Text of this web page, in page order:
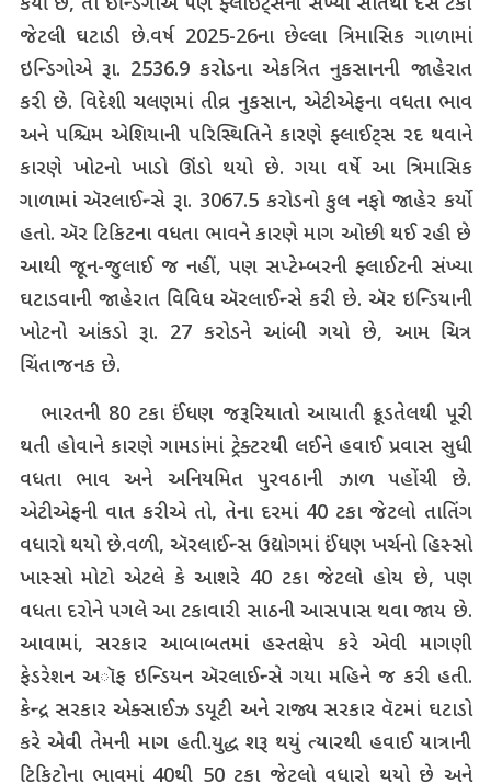
કર્યો છે, તો ઇન્ડિગોએ પણ ફ્લાઈટ્સની સંખ્યા સાતથી દસ ટકા
જેટલી ઘટાડી છે.વર્ષ 2025-26ના છેલ્લા ત્રિમાસિક ગાળામાં
ઇન્ડિગોએ રૂા. 2536.9 કરોડના એકત્રિત નુકસાનની જાહેરાત
કરી છે. વિદેશી ચલણમાં તીવ્ર નુકસાન, એટીએફના વધતા ભાવ
અને પશ્ચિમ એશિયાની પરિસ્થિતિને કારણે ફ્લાઈટ્સ રદ થવાને
કારણે ખોટનો ખાડો ઊંડો થયો છે. ગયા વર્ષે આ ત્રિમાસિક
ગાળામાં ઍરલાઈન્સે રૂા. 3067.5 કરોડનો કુલ નફો જાહેર કર્યો
હતો. ઍર ટિકિટના વધતા ભાવને કારણે માગ ઓછી થઈ રહી છે
આથી જૂન-જુલાઈ જ નહીં, પણ સપ્ટેમ્બરની ફ્લાઈટની સંખ્યા
ઘટાડવાની જાહેરાત વિવિધ ઍરલાઈન્સે કરી છે. ઍર ઇન્ડિયાની
ખોટનો આંકડો રૂા. 27 કરોડને આંબી ગયો છે, આમ ચિત્ર
ચિંતાજનક છે.
ભારતની 80 ટકા ઈંધણ જરૂરિયાતો આયાતી ક્રૂડતેલથી પૂરી
થતી હોવાને કારણે ગામડાંમાં ટ્રેક્ટરથી લઈને હવાઈ પ્રવાસ સુધી
વધતા ભાવ અને અનિયમિત પુરવઠાની ઝાળ પહોંચી છે.
એટીએફની વાત કરીએ તો, તેના દરમાં 40 ટકા જેટલો તાતિંગ
વધારો થયો છે.વળી, ઍરલાઈન્સ ઉદ્યોગમાં ઈંધણ ખર્ચનો હિસ્સો
ખાસ્સો મોટો એટલે કે આશરે 40 ટકા જેટલો હોય છે, પણ
વધતા દરોને પગલે આ ટકાવારી સાઠની આસપાસ થવા જાય છે.
આવામાં, સરકાર આબાબતમાં હસ્તક્ષેપ કરે એવી માગણી
ફેડરેશન અૉફ ઇન્ડિયન ઍરલાઈન્સે ગયા મહિને જ કરી હતી.
કેન્દ્ર સરકાર એક્સાઈઝ ડયૂટી અને રાજ્ય સરકાર વૅટમાં ઘટાડો
કરે એવી તેમની માગ હતી.યુદ્ધ શરૂ થયું ત્યારથી હવાઈ યાત્રાની
ટિકિટોના ભાવમાં 40થી 50 ટકા જેટલો વધારો થયો છે અને